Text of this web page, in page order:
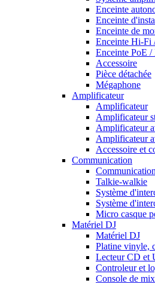
Enceinte
Enceinte
Enceinte de
Enceinte Hi-Fi
Enceinte PoE /
Accessoire
Pièce détachée
Mégaphone
Amplificateur
Amplificateur
Amplificateur
Amplificateur
Amplificateur
Accessoire et
Communication
Communication
Talkie-walkie
Système
Système
Micro casque
Matériel DJ
Matériel DJ
Platine vinyle,
Lecteur CD et
Controleur et
Console de